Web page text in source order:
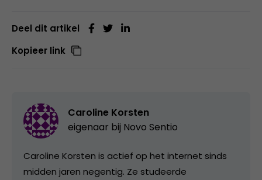
Deel dit artikel
Kopieer link
Caroline Korsten
eigenaar bij Novo Sentio
Caroline Korsten is actief op het internet sinds
midden jaren negentig. Ze studeerde